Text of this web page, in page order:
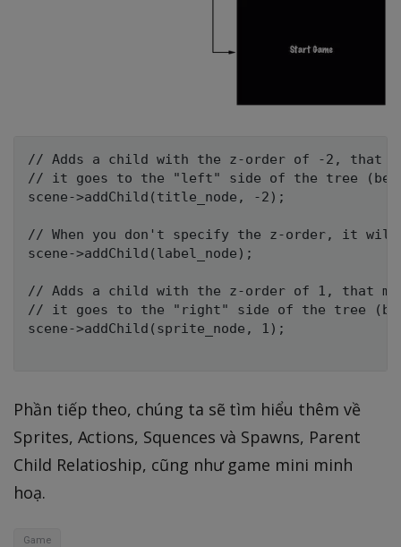
// Adds a child with the z-order of -2, that
// it goes to the "left" side of the tree
scene->addChild(title_node, -2);
// When you don't specify the z-order, it will
scene->addChild(label_node);
// Adds a child with the z-order of 1, that
// it goes to the "right" side of the tree
scene->addChild(sprite_node, 1);
Phần tiếp theo, chúng ta sẽ tìm hiểu thêm về
Sprites, Actions, Squences và Spawns, Parent
Child Relatioship, cũng như game mini minh
hoạ.
Game